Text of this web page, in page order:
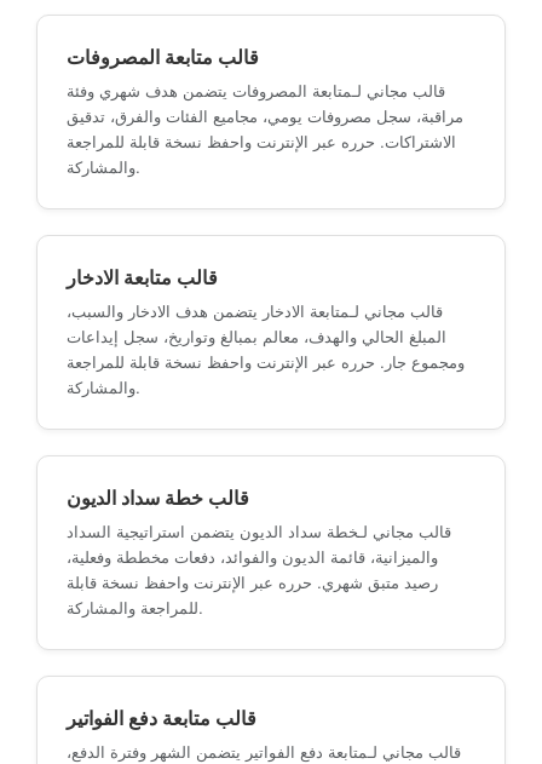
قالب متابعة المصروفات
قالب مجاني لـمتابعة المصروفات يتضمن هدف شهري وفئة
مراقبة، سجل مصروفات يومي، مجاميع الفئات والفرق، تدقيق
الاشتراكات. حرره عبر الإنترنت واحفظ نسخة قابلة للمراجعة
والمشاركة.
قالب متابعة الادخار
قالب مجاني لـمتابعة الادخار يتضمن هدف الادخار والسبب،
المبلغ الحالي والهدف، معالم بمبالغ وتواريخ، سجل إيداعات
ومجموع جار. حرره عبر الإنترنت واحفظ نسخة قابلة للمراجعة
والمشاركة.
قالب خطة سداد الديون
قالب مجاني لـخطة سداد الديون يتضمن استراتيجية السداد
والميزانية، قائمة الديون والفوائد، دفعات مخططة وفعلية،
رصيد متبق شهري. حرره عبر الإنترنت واحفظ نسخة قابلة
للمراجعة والمشاركة.
قالب متابعة دفع الفواتير
قالب مجاني لـمتابعة دفع الفواتير يتضمن الشهر وفترة الدفع،